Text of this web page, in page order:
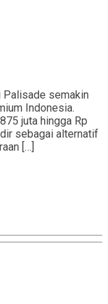
Palisade semakin
Indonesia.
juta hingga Rp
sebagai alternatif
[…]